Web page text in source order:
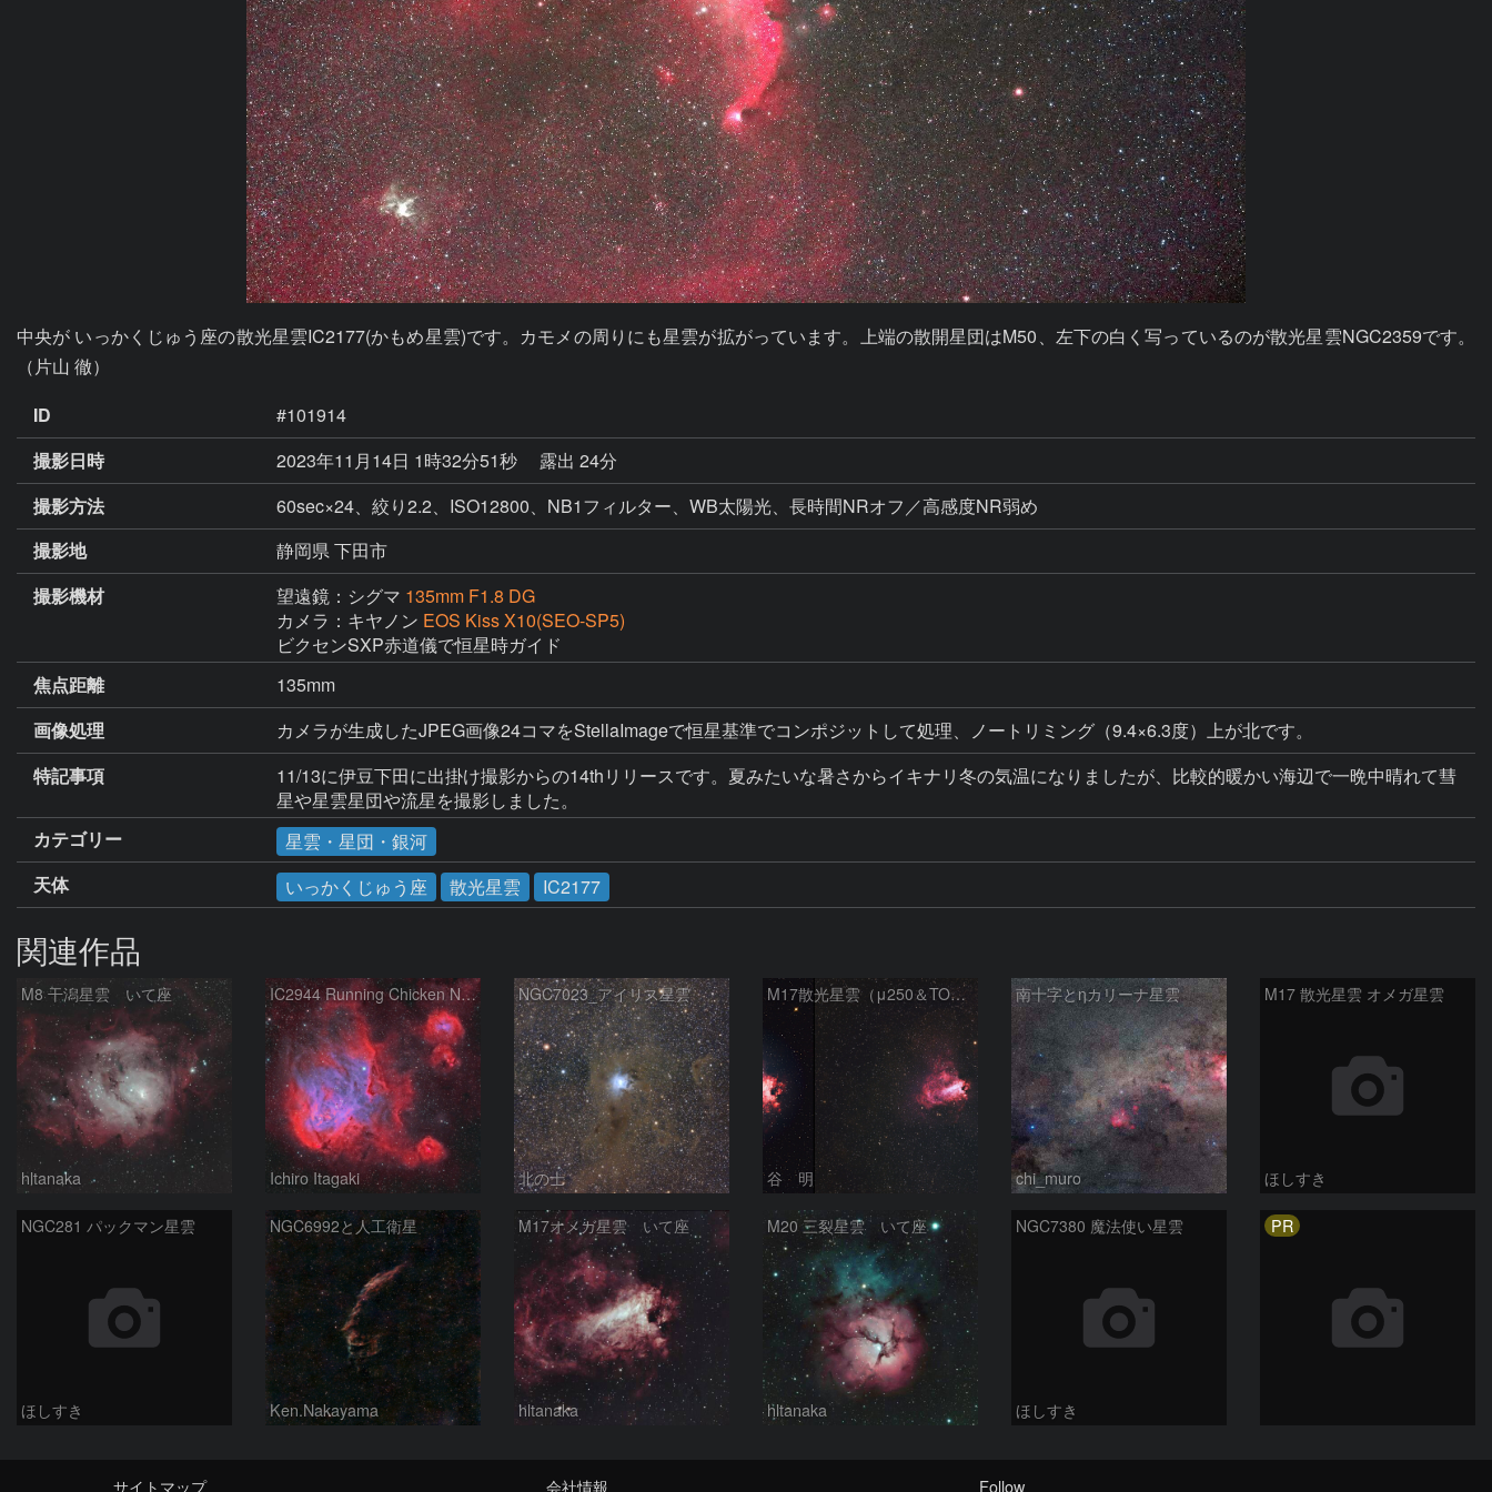
中央が いっかくじゅう座の散光星雲IC2177(かもめ星雲)です。カモメの周りにも星雲が拡がっています。上端の散開星団はM50、左下の白く写っているのが散光星雲NGC2359です。
（片山 徹）
ID
#101914
撮影日時
2023年11月14日 1時32分51秒
露出 24分
撮影方法
60sec×24、絞り2.2、ISO12800、NB1フィルター、WB太陽光、長時間NRオフ／高感度NR弱め
撮影地
静岡県 下田市
撮影機材
望遠鏡：シグマ 135mm F1.8 DG
カメラ：キヤノン EOS Kiss X10(SEO-SP5)
ビクセンSXP赤道儀で恒星時ガイド
焦点距離
135mm
画像処理
カメラが生成したJPEG画像24コマをStellaImageで恒星基準でコンポジットして処理、ノートリミング（9.4×6.3度）上が北です。
特記事項
11/13に伊豆下田に出掛け撮影からの14thリリースです。夏みたいな暑さからイキナリ冬の気温になりましたが、比較的暖かい海辺で一晩中晴れて彗
星や星雲星団や流星を撮影しました。
カテゴリー
星雲・星団・銀河
天体
いっかくじゅう座 散光星雲 IC2177
関連作品
M8 干潟星雲 いて座
hltanaka
IC2944 Running Chicken Nebula
Ichiro Itagaki
NGC7023_アイリス星雲
北の士
M17散光星雲（μ250＆TOA130）
谷 明
南十字とηカリーナ星雲
chi_muro
M17 散光星雲 オメガ星雲
ほしすき
NGC281 パックマン星雲
ほしすき
NGC6992と人工衛星
Ken.Nakayama
M17オメガ星雲 いて座
hltanaka
M20 三裂星雲 いて座
hltanaka
NGC7380 魔法使い星雲
ほしすき
PR
サイトマップ 会社情報 Follow